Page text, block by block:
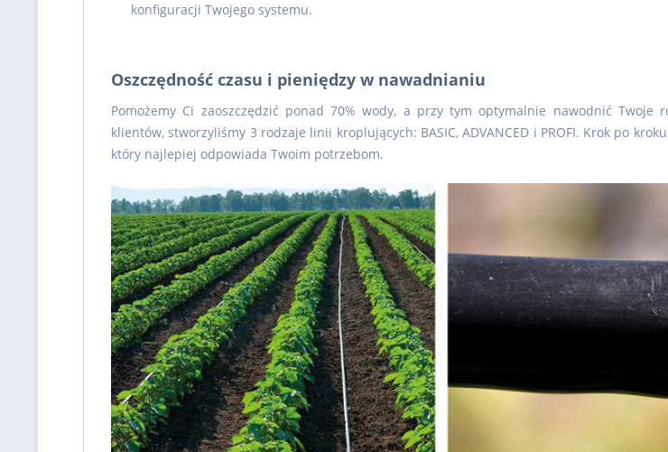
konfiguracji Twojego systemu.
Oszczędność czasu i pieniędzy w nawadnianiu
Pomożemy Ci zaoszczędzić ponad 70% wody, a przy tym optymalnie nawodnić Twoje
klientów, stworzyliśmy 3 rodzaje linii kroplujących: BASIC, ADVANCED i PROFI. Krok po
który najlepiej odpowiada Twoim potrzebom.